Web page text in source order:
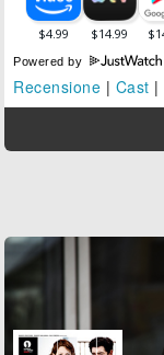
Powered by
Recensione | Cast |